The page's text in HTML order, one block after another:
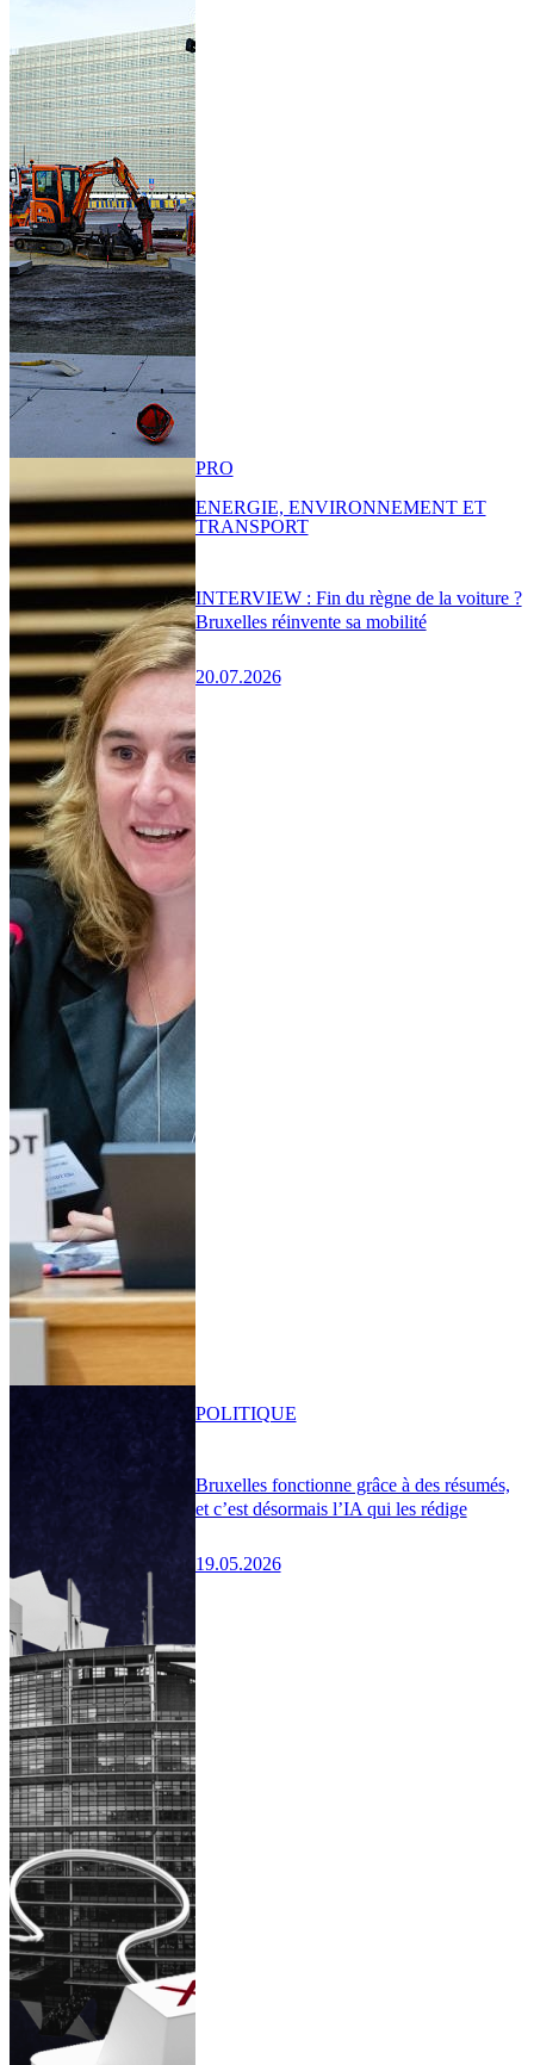
INTERVIEW : Fin du règne de la voiture ?
Bruxelles réinvente sa mobilité
20.07.2026
PRO
ENERGIE, ENVIRONNEMENT ET
TRANSPORT
Bruxelles fonctionne grâce à des résumés,
et c’est désormais l’IA qui les rédige
19.05.2026
POLITIQUE